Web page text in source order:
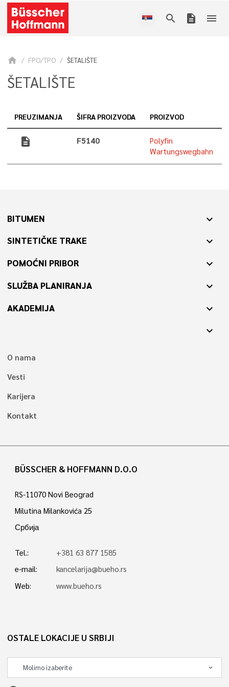
search description menu
home FPO/TPO ŠETALIŠTE
ŠETALIŠTE
PREUZIMANJA ŠIFRA PROIZVODA PROIZVOD
description F5140
Polyfin
Wartungswegbahn
BITUMEN expand_more
SINTETIČKE TRAKE expand_more
POMOĆNI PRIBOR expand_more
SLUŽBA PLANIRANJA expand_more
AKADEMIJA
expand_more
expand_more
O nama
Vesti
Karijera
Kontakt
BÜSSCHER & HOFFMANN D.O.O
RS-11070 Novi Beograd
Milutina Milankovića 25
Србија
Tel.:
+381 63 877 1585
e-mail:
kancelarija@bueho.rs
Web:
www.bueho.rs
OSTALE LOKACIJE U SRBIJI